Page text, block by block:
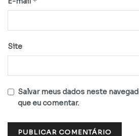
Site
Salvar meus dados neste
que eu comentar.